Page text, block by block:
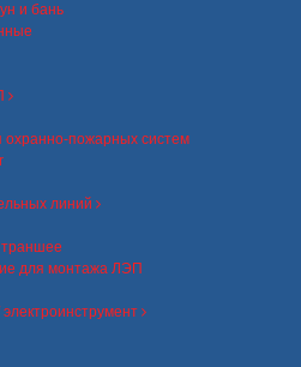
и бань
охранно-пожарных систем
линий
траншее
для монтажа ЛЭП